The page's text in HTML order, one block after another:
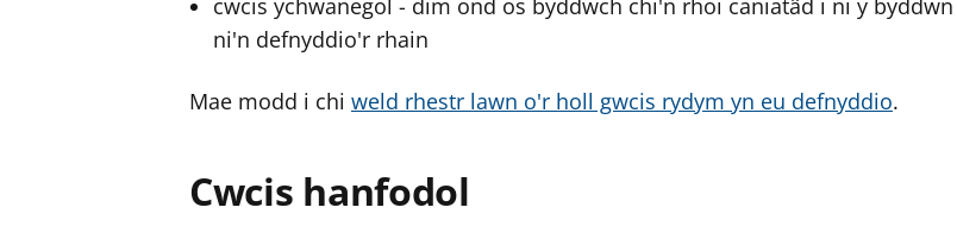
cwcis ychwanegol - dim ond os byddwch chi'n rhoi caniatâd i ni y byddwn
ni'n defnyddio'r rhain
Mae modd i chi weld rhestr lawn o'r holl gwcis rydym yn eu defnyddio.
Cwcis hanfodol